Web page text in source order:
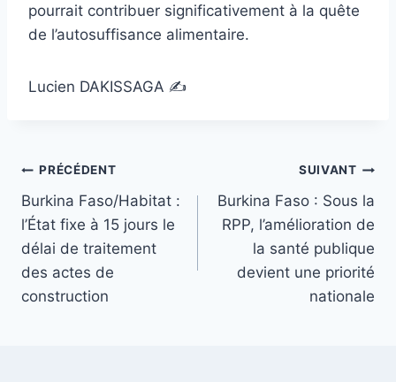
pourrait contribuer significativement à la quête
de l’autosuffisance alimentaire.
Lucien DAKISSAGA ✍️
Navigation
de
l’article
PRÉCÉDENT
Burkina Faso/Habitat :
l’État fixe à 15 jours le
délai de traitement
des actes de
construction
SUIVANT
Burkina Faso : Sous la
RPP, l’amélioration de
la santé publique
devient une priorité
nationale